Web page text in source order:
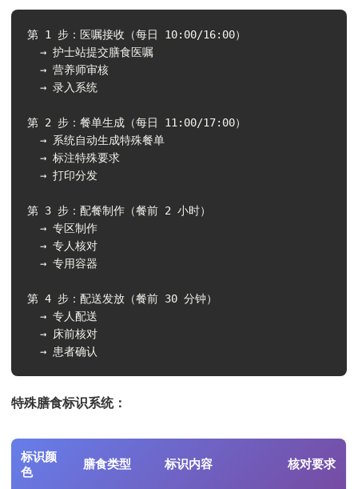
第 1 步：医嘱接收（每日 10:00/16:00）
  → 护士站提交膳食医嘱
  → 营养师审核
  → 录入系统
第 2 步：餐单生成（每日 11:00/17:00）
  → 系统自动生成特殊餐单
  → 标注特殊要求
  → 打印分发
第 3 步：配餐制作（餐前 2 小时）
  → 专区制作
  → 专人核对
  → 专用容器
第 4 步：配送发放（餐前 30 分钟）
  → 专人配送
  → 床前核对
  → 患者确认
特殊膳食标识系统：
标识颜
色
膳食类型 标识内容 核对要求